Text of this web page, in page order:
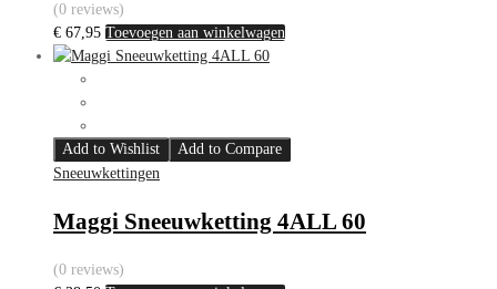
(0 reviews)
€ 67,95 Toevoegen aan winkelwagen
Add to Wishlist
Add to Compare
Sneeuwkettingen
Maggi Sneeuwketting 4ALL 60
(0 reviews)